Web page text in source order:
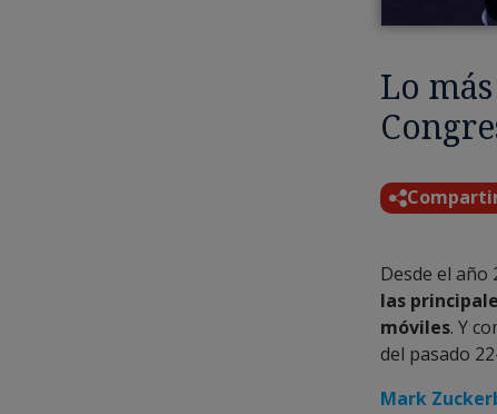
Lo
Desde el año
las
móviles. Y
del pasado
Mark